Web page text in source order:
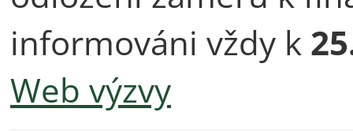
informováni vždy k
Web výzvy